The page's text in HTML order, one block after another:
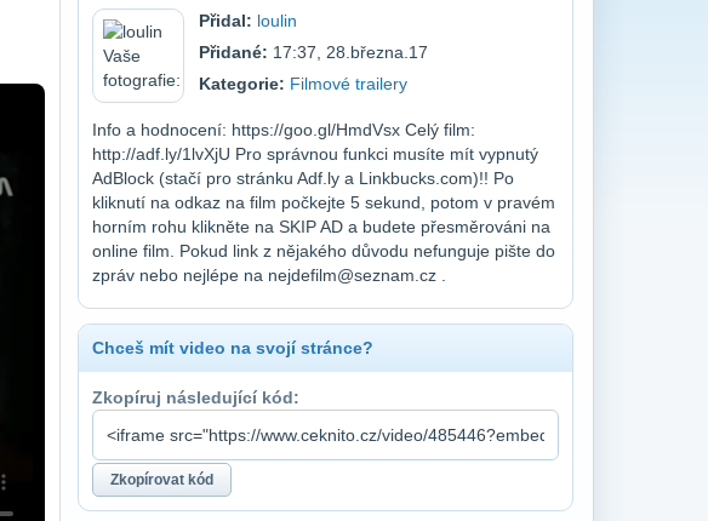
Přidal: loulin
Přidané: 17:37, 28.března.17
Kategorie: Filmové trailery
Info a hodnocení: https://goo.gl/HmdVsx Celý film:
http://adf.ly/1lvXjU Pro správnou funkci musíte mít vypnutý
AdBlock (stačí pro stránku Adf.ly a Linkbucks.com)!! Po
kliknutí na odkaz na film počkejte 5 sekund, potom v pravém
horním rohu klikněte na SKIP AD a budete přesměrováni na
online film. Pokud link z nějakého důvodu nefunguje pište do
zpráv nebo nejlépe na nejdefilm@seznam.cz .
Chceš mít video na svojí stránce?
Zkopíruj následující kód: